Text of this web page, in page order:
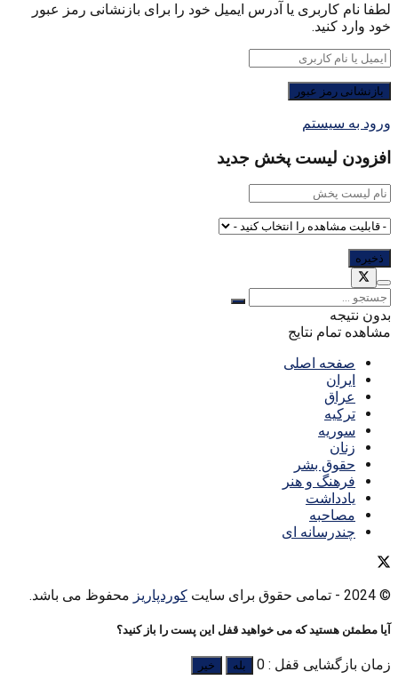
لطفا نام کاربری یا آدرس ایمیل خود را برای بازنشانی رمز عبور
خود وارد کنید.
ورود به سیستم
افزودن لیست پخش جدید
بدون نتیجه
مشاهده تمام نتایج
صفحه اصلی
ایران
عراق
ترکیه
سوریه
زنان
حقوق بشر
فرهنگ و هنر
یادداشت
مصاحبه
چندرسانه ای
© 2024 - تمامی حقوق برای سایت کوردپاریز محفوظ می باشد.
آیا مطمئن هستید که می خواهید قفل این پست را باز کنید؟
زمان بازگشایی قفل : 0 بله خیر